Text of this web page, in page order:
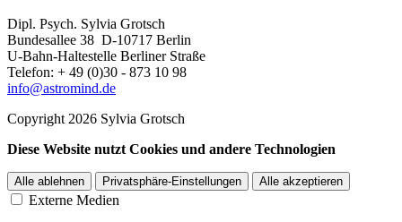
Dipl. Psych. Sylvia Grotsch
Bundesallee 38 D-10717 Berlin
U-Bahn-Haltestelle Berliner Straße
Telefon: + 49 (0)30 - 873 10 98
info@astromind.de
Copyright 2026 Sylvia Grotsch
Diese Website nutzt Cookies und andere Technologien
Alle ablehnen Privatsphäre-Einstellungen Alle akzeptieren
Externe Medien